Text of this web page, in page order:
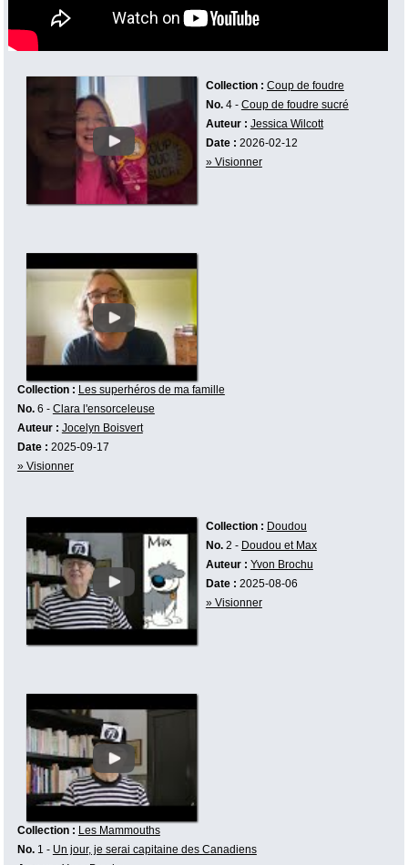
Collection : Coup de foudre
No.4 - Coup de foudre sucré
Auteur : Jessica Wilcott
Date : 2026-02-12
» Visionner
Collection : Les superhéros de ma famille
No.6 - Clara l'ensorceleuse
Auteur : Jocelyn Boisvert
Date : 2025-09-17
» Visionner
Collection : Doudou
No.2 - Doudou et Max
Auteur : Yvon Brochu
Date : 2025-08-06
» Visionner
Collection : Les Mammouths
No.1 - Un jour, je serai capitaine des Canadiens